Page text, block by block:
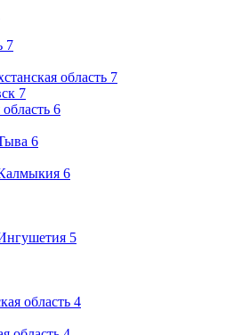
7
область 7
7
6
6
6
5
область 4